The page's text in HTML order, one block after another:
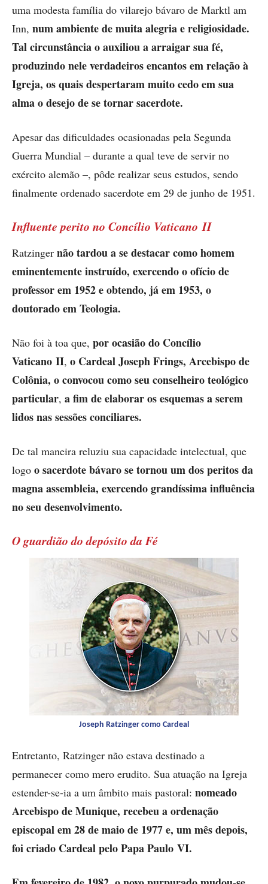
uma modesta família do vilarejo bávaro de Marktl am
Inn, num ambiente de muita alegria e religiosidade.
Tal circunstância o auxiliou a arraigar sua fé,
produzindo nele verdadeiros encantos em relação à
Igreja, os quais despertaram muito cedo em sua
alma o desejo de se tornar sacerdote.
Apesar das dificuldades ocasionadas pela Segunda
Guerra Mundial – durante a qual teve de servir no
exército alemão –, pôde realizar seus estudos, sendo
finalmente ordenado sacerdote em 29 de junho de 1951.
Influente perito no Concílio Vaticano II
Ratzinger não tardou a se destacar como homem
eminentemente instruído, exercendo o ofício de
professor em 1952 e obtendo, já em 1953, o
doutorado em Teologia.
Não foi à toa que, por ocasião do Concílio
Vaticano II, o Cardeal ­Joseph Frings, Arcebispo de
Colônia, o convocou como seu conselheiro teológico
particular, a fim de elaborar os esquemas a serem
lidos nas sessões conciliares.
De tal maneira reluziu sua capacidade intelectual, que
logo o sacerdote bávaro se tornou um dos peritos da
magna assembleia, exercendo grandíssima influência
no seu desenvolvimento.
O guardião do depósito da Fé
Joseph Ratzinger como Cardeal
Entretanto, Ratzinger não estava destinado a
permanecer como mero erudito. Sua atuação na Igreja
estender-se-ia a um âmbito mais pastoral: nomeado
Arcebispo de Munique, recebeu a ordenação
episcopal em 28 de maio de 1977 e, um mês depois,
foi criado Cardeal pelo Papa Paulo VI.